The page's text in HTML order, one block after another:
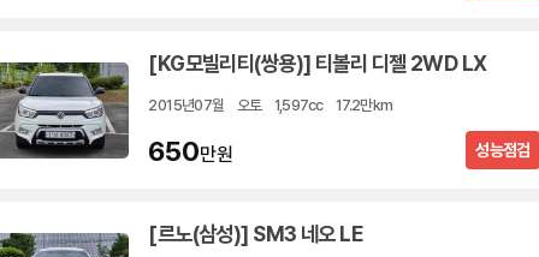
[KG모빌리티(쌍용)] 티볼리 디젤 2WD LX
2015년07월 오토 1,597cc 17.2만km
성능점검
650만원
[르노(삼성)] SM3 네오 LE